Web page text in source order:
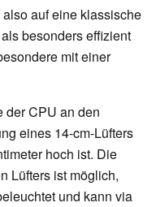
auf eine klassische
besonders effizient
mit einer
der CPU an den
eines 14-cm-Lüfters
hoch ist. Die
Lüfters ist möglich,
und kann via